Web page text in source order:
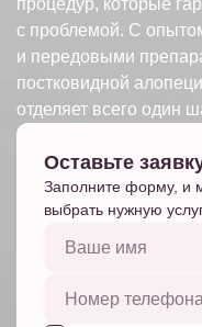
процедур, которые
с проблемой. С
и передовыми
постковидной
отделяет всего один
Оставьте
Заполните форму, и
выбрать нужную